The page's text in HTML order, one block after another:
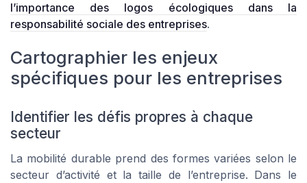
l’importance des logos écologiques dans la
responsabilité sociale des entreprises.
Cartographier les enjeux
spécifiques pour les entreprises
Identifier les défis propres à chaque
secteur
La mobilité durable prend des formes variées selon le
secteur d’activité et la taille de l’entreprise. Dans le